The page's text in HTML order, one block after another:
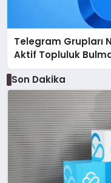
Telegram Grupları
Aktif Topluluk
Son Dakika